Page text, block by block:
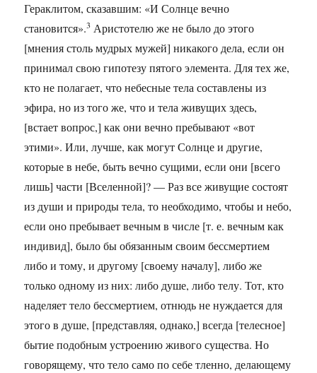
Гераклитом, сказавшим: «И Солнце вечно
становится».3 Аристотелю же не было до этого
[мнения столь мудрых мужей] никакого дела, если он
принимал свою гипотезу пятого элемента. Для тех же,
кто не полагает, что небесные тела составлены из
эфира, но из того же, что и тела живущих здесь,
[встает вопрос,] как они вечно пребывают «вот
этими». Или, лучше, как могут Солнце и другие,
которые в небе, быть вечно сущими, если они [всего
лишь] части [Вселенной]? — Раз все живущие состоят
из души и природы тела, то необходимо, чтобы и небо,
если оно пребывает вечным в числе [т. е. вечным как
индивид], было бы обязанным своим бессмертием
либо и тому, и другому [своему началу], либо же
только одному из них: либо душе, либо телу. Тот, кто
наделяет тело бессмертием, отнюдь не нуждается для
этого в душе, [представляя, однако,] всегда [телесное]
бытие подобным устроению живого существа. Но
говорящему, что тело само по себе тленно, делающему